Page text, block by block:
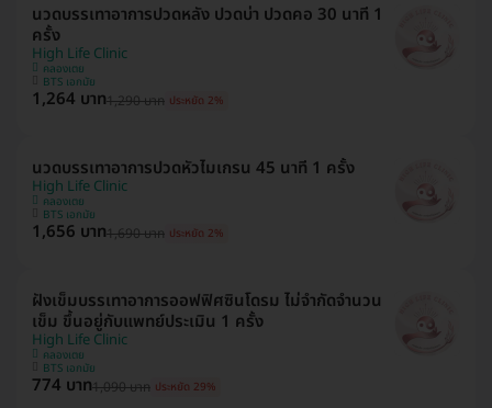
นวดบรรเทาอาการปวดหลัง ปวดบ่า ปวดคอ 30 นาที 1
ครั้ง
High Life Clinic
คลองเตย
BTS เอกมัย
1,264 บาท1,290 บาท ประหยัด 2%
นวดบรรเทาอาการปวดหัวไมเกรน 45 นาที 1 ครั้ง
High Life Clinic
คลองเตย
BTS เอกมัย
1,656 บาท1,690 บาท ประหยัด 2%
ฝังเข็มบรรเทาอาการออฟฟิศซินโดรม ไม่จำกัดจำนวน
เข็ม ขึ้นอยู่กับแพทย์ประเมิน 1 ครั้ง
High Life Clinic
คลองเตย
BTS เอกมัย
774 บาท1,090 บาท ประหยัด 29%